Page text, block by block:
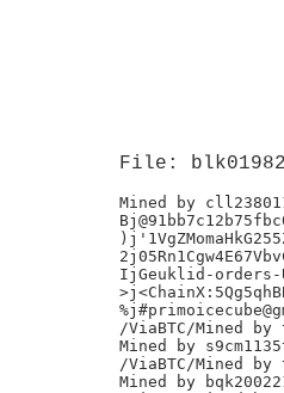
File:
Mined by
IjGeuklid-orders-
/ViaBTC/Mined
Mined by
/ViaBTC/Mined
Mined by